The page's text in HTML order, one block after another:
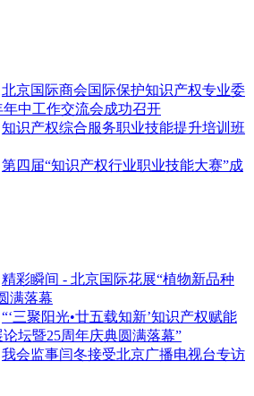
北京国际商会国际保护知识产权专业委
年中工作交流会成功召开
知识产权综合服务职业技能提升培训班
第四届“知识产权行业职业技能大赛”成
精彩瞬间 - 北京国际花展“植物新品种
满落幕
“‘三聚阳光•廿五载知新’知识产权赋能
坛暨25周年庆典圆满落幕”
我会监事闫冬接受北京广播电视台专访